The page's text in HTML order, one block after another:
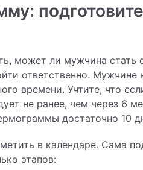
может ли мужчина стать
ответственно. Мужчине
времени. Учтите, что
не ранее, чем через 6
достаточно 10
в календаре. Сама
этапов: